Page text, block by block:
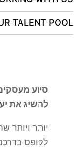
סיוע
להשיג את
יותר ויותר
לקופס
TALENT POOL